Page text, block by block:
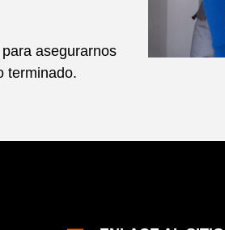
asegurarnos
terminado.